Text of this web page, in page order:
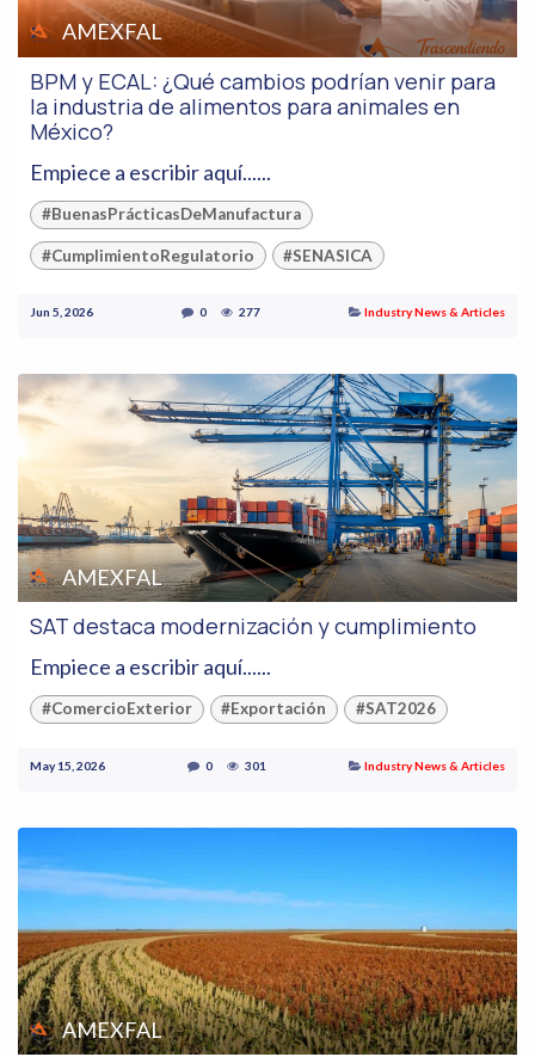
AMEXFAL
BPM y ECAL: ¿Qué cambios podrían venir para
la industria de alimentos para animales en
México?
Empiece a escribir aquí......
#BuenasPrácticasDeManufactura
#CumplimientoRegulatorio #SENASICA
Jun 5, 2026 0 277 Industry News & Articles
AMEXFAL
SAT destaca modernización y cumplimiento
Empiece a escribir aquí......
#ComercioExterior #Exportación #SAT2026
May 15, 2026 0 301 Industry News & Articles
AMEXFAL